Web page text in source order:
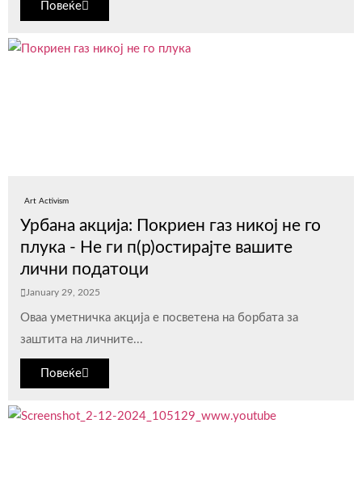
Повеќе
Art Activism
Урбана акција: Покриен газ никој не го
плука - Не ги п(р)остирајте вашите
лични податоци
January 29, 2025
Оваа уметничка акција е посветена на борбата за
заштита на личните...
Повеќе